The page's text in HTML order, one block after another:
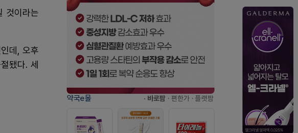
것이라는
데, 오후
됐다. 세
약국e몰 · 바로팜 · 편한가 · 플랫팜